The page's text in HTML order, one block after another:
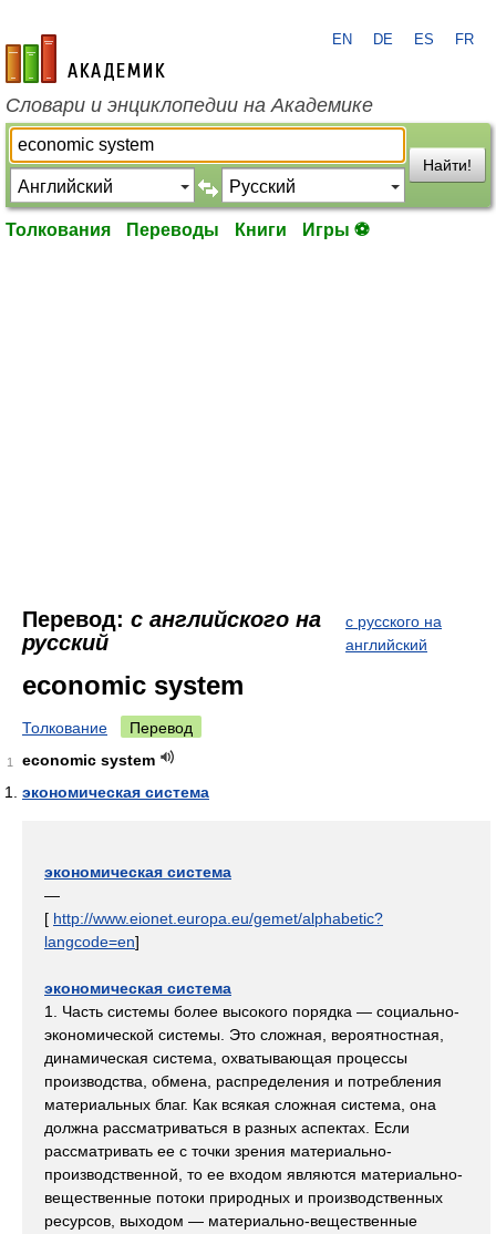
academic.ru
EN DE ES FR
Словари и энциклопедии на Академике
Найти!
Толкования Переводы Книги Игры ⚽
Перевод: с английского на
русский
с русского на
английский
economic system
Толкование Перевод
1
economic system
экономическая система
экономическая система
—
[ http://www.eionet.europa.eu/gemet/alphabetic?
langcode=en]
экономическая система
1. Часть системы более высокого порядка — социально-
экономической системы. Это сложная, вероятностная,
динамическая система, охватывающая процессы
производства, обмена, распределения и потребления
материальных благ. Как всякая сложная система, она
должна рассматриваться в разных аспектах. Если
рассматривать ее с точки зрения материально-
производственной, то ее входом являются материально-
вещественные потоки природных и производственных
ресурсов, выходом — материально-вещественные